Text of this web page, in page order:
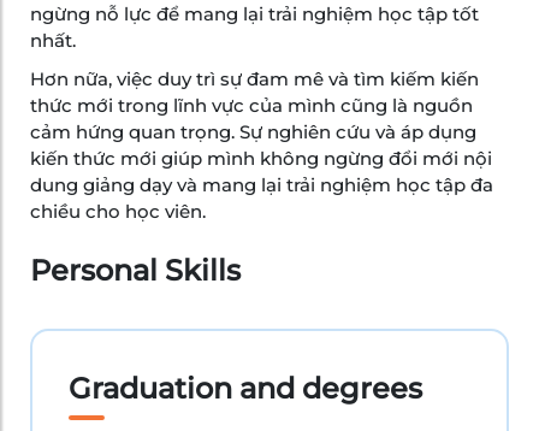
ngừng nỗ lực để mang lại trải nghiệm học tập tốt
nhất.
Hơn nữa, việc duy trì sự đam mê và tìm kiếm kiến
thức mới trong lĩnh vực của mình cũng là nguồn
cảm hứng quan trọng. Sự nghiên cứu và áp dụng
kiến thức mới giúp mình không ngừng đổi mới nội
dung giảng dạy và mang lại trải nghiệm học tập đa
chiều cho học viên.
Personal Skills
Graduation and degrees